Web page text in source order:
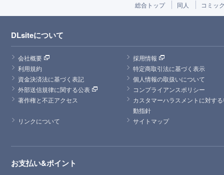
総合トップ 同人 コミッ
DLsiteについて
会社概要
採用情報
利用規約
特定商取引法に基づく表示
資金決済法に基づく表記
個人情報の取扱いについて
外部送信規律に関する公表
コンプライアンスポリシー
著作権と不正アクセス
カスタマーハラスメントに対す
動指針
リンクについて
サイトマップ
お支払い&ポイント